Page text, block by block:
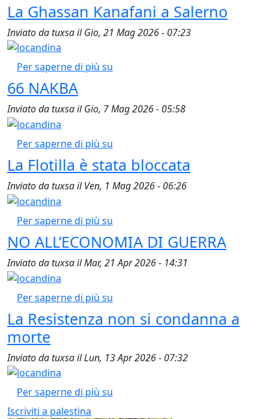
La Ghassan Kanafani a Salerno
Inviato datuxsailGio, 21 Mag 2026 - 07:23
Per saperne di più su
66 NAKBA
Inviato datuxsailGio, 7 Mag 2026 - 05:58
Per saperne di più su
La Flotilla è stata bloccata
Inviato datuxsailVen, 1 Mag 2026 - 06:26
Per saperne di più su
NO ALL’ECONOMIA DI GUERRA
Inviato datuxsailMar, 21 Apr 2026 - 14:31
Per saperne di più su
La Resistenza non si condanna a
morte
Inviato datuxsailLun, 13 Apr 2026 - 07:32
Per saperne di più su
Iscriviti a palestina